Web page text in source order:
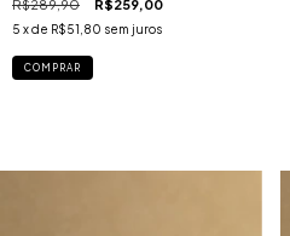
R$289,90 R$259,00
5 x de R$51,80 sem juros
COMPRAR